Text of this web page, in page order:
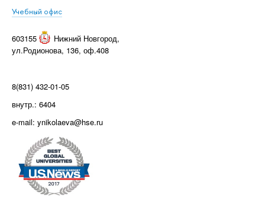
Учебный офис
603155 Нижний Новгород,
ул.Родионова, 136, оф.408
8(831) 432-01-05
внутр.: 6404
e-mail: ynikolaeva@hse.ru